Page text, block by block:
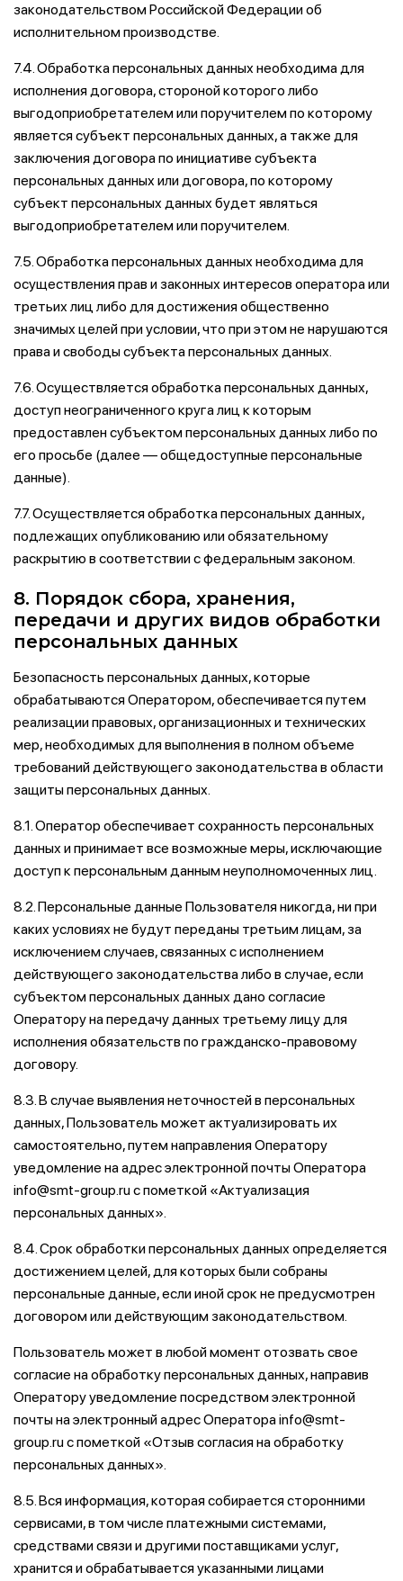
законодательством Российской Федерации об
исполнительном производстве.
7.4. Обработка персональных данных необходима для
исполнения договора, стороной которого либо
выгодоприобретателем или поручителем по которому
является субъект персональных данных, а также для
заключения договора по инициативе субъекта
персональных данных или договора, по которому
субъект персональных данных будет являться
выгодоприобретателем или поручителем.
7.5. Обработка персональных данных необходима для
осуществления прав и законных интересов оператора или
третьих лиц либо для достижения общественно
значимых целей при условии, что при этом не нарушаются
права и свободы субъекта персональных данных.
7.6. Осуществляется обработка персональных данных,
доступ неограниченного круга лиц к которым
предоставлен субъектом персональных данных либо по
его просьбе (далее — общедоступные персональные
данные).
7.7. Осуществляется обработка персональных данных,
подлежащих опубликованию или обязательному
раскрытию в соответствии с федеральным законом.
8. Порядок сбора, хранения,
передачи и других видов обработки
персональных данных
Безопасность персональных данных, которые
обрабатываются Оператором, обеспечивается путем
реализации правовых, организационных и технических
мер, необходимых для выполнения в полном объеме
требований действующего законодательства в области
защиты персональных данных.
8.1. Оператор обеспечивает сохранность персональных
данных и принимает все возможные меры, исключающие
доступ к персональным данным неуполномоченных лиц.
8.2. Персональные данные Пользователя никогда, ни при
каких условиях не будут переданы третьим лицам, за
исключением случаев, связанных с исполнением
действующего законодательства либо в случае, если
субъектом персональных данных дано согласие
Оператору на передачу данных третьему лицу для
исполнения обязательств по гражданско-правовому
договору.
8.3. В случае выявления неточностей в персональных
данных, Пользователь может актуализировать их
самостоятельно, путем направления Оператору
уведомление на адрес электронной почты Оператора
info@smt-group.ru с пометкой «Актуализация
персональных данных».
8.4. Срок обработки персональных данных определяется
достижением целей, для которых были собраны
персональные данные, если иной срок не предусмотрен
договором или действующим законодательством.
Пользователь может в любой момент отозвать свое
согласие на обработку персональных данных, направив
Оператору уведомление посредством электронной
почты на электронный адрес Оператора info@smt-
group.ru с пометкой «Отзыв согласия на обработку
персональных данных».
8.5. Вся информация, которая собирается сторонними
сервисами, в том числе платежными системами,
средствами связи и другими поставщиками услуг,
хранится и обрабатывается указанными лицами